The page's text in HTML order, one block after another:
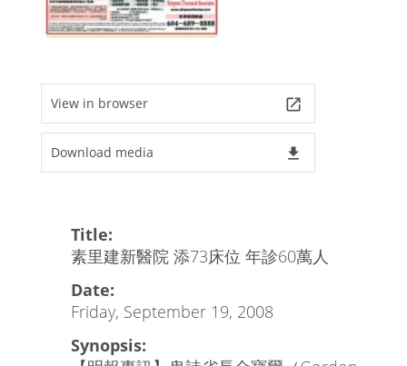
View in browser launch
Download media file_download
Title:
素里建新醫院 添73床位 年診60萬人
Date:
Friday, September 19, 2008
Synopsis: